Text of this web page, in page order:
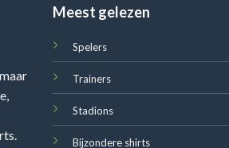
Meest gelezen
Spelers
Trainers
Stadions
Bijzondere shirts